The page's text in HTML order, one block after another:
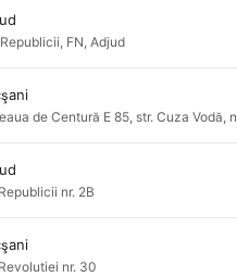
FN, Adjud
de Centură E 85, str. Cuza Vodă,
nr. 2B
nr. 30